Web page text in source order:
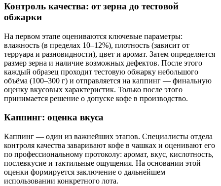
Контроль качества: от зерна до тестовой
обжарки
На первом этапе оцениваются ключевые параметры:
влажность (в пределах 10–12%), плотность (зависит от
терруара и разновидности), цвет и аромат. Затем определяется
размер зерна и наличие возможных дефектов. После этого
каждый образец проходит тестовую обжарку небольшого
объёма (100–300 г) и отправляется на каппинг — финальную
оценку вкусовых характеристик. Только после этого
принимается решение о допуске кофе в производство.
Каппинг: оценка вкуса
Каппинг — один из важнейших этапов. Специалисты отдела
контроля качества заваривают кофе в чашках и оценивают его
по профессиональному протоколу: аромат, вкус, кислотность,
послевкусие и тактильные ощущения. На основании этой
оценки формируется заключение о дальнейшем
использовании конкретного лота.